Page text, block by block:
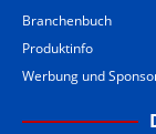
Branchenbuch
Produktinfo
Werbung und